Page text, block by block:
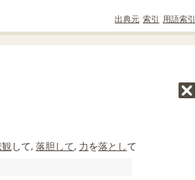
出典元 索引 用語索引
して, 落胆して, 力を落として